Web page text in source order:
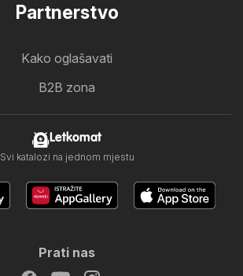
Partnerstvo
Kako oglašavati
B2B zona
Letkomat
Svi katalozi na jednom mjestu
Prati nas